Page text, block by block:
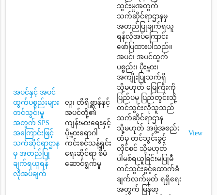
အပင်နှင့် အပင်
ထွက်ပစ္စည်းများ
တင်သွင်းမှု
အတွက် SPS
အကြောင်းဖြင့်
သက်ဆိုင်ရာဌာန
မှ အတည်ပြု
ချက်ရယူရန်
လိုအပ်ချက်
လူ၊ တိရိစ္ဆာန်နှင့်
အပင်တို့၏
ကျန်းမားရေးနှင့်
ပိုမွှားရောဂါ
ကင်းစင်သန့်ရှင်း
ရေးဆိုင်ရာ စီမံ
ဆောင်ရွက်မှု
သွင်းမှုအတွက်
သက်ဆိုင်ရာဌာနမှ
အတည်ပြုချက်ရယူ
ရန်လိုအပ်ကြောင်း
ဖော်ပြထားပါသည်။
အပင်၊ အပင်ထွက်
ပစ္စည်း၊ ပိုးမွှား၊
အကျိုးပြုသက်ရှိ
သို့မဟုတ် မြေကြီးကို
ပြည်ပမှ ပြည်တွင်းသို့
တင်သွင်းလိုသူသည်
သက်ဆိုင်ရာဌာန
သို့မဟုတ် အဖွဲ့အစည်း
ထံမှ တင်သွင်းခွင့်
လိုင်စင် သို့မဟုတ်
ပါမစ်ရယူခြင်းမပြုမီ
တင်သွင်းခွင့်ထောက်ခံ
ချက်လက်မှတ် ရရှိရေး
အတွက် မြန်မာ့
View